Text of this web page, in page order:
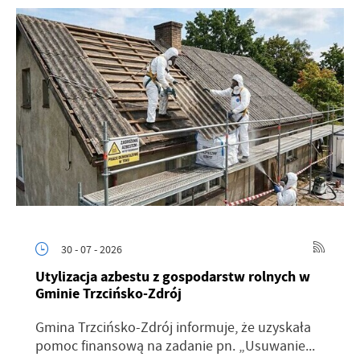
30 - 07 - 2026
Utylizacja azbestu z gospodarstw rolnych w
Gminie Trzcińsko-Zdrój
Gmina Trzcińsko-Zdrój informuje, że uzyskała
pomoc finansową na zadanie pn. „Usuwanie...